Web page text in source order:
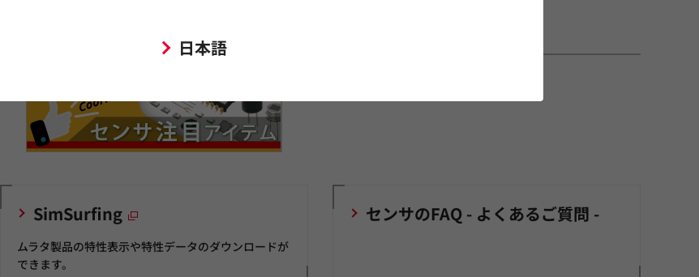
日本語
SimSurfing
ムラタ製品の特性表示や特性データのダウンロードが
できます。
センサのFAQ - よくあるご質問 -